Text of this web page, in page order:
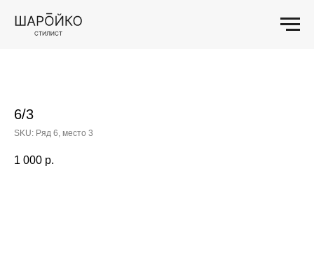
6/3
SKU: Ряд 6, место 3
1 000 р.